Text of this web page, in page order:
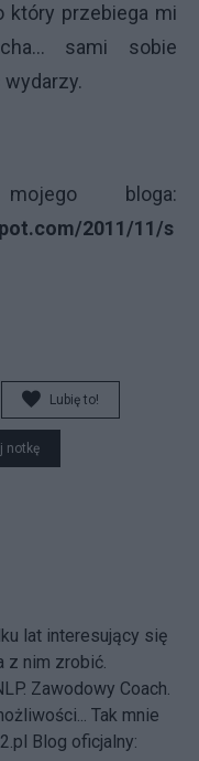
który przebiega mi
sami sobie
bloga:
2011/11/s
Lubię to!
notkę
lat interesujący się
z nim zrobić.
Zawodowy Coach.
Tak mnie
Blog oficjalny: